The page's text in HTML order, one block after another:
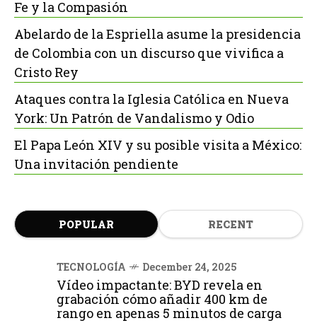
Fe y la Compasión
Abelardo de la Espriella asume la presidencia
de Colombia con un discurso que vivifica a
Cristo Rey
Ataques contra la Iglesia Católica en Nueva
York: Un Patrón de Vandalismo y Odio
El Papa León XIV y su posible visita a México:
Una invitación pendiente
POPULAR RECENT
TECNOLOGÍA December 24, 2025
Vídeo impactante: BYD revela en
grabación cómo añadir 400 km de
rango en apenas 5 minutos de carga